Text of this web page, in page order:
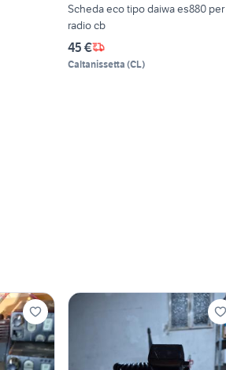
Scheda eco tipo daiwa es880 per
radio cb
45 €
Caltanissetta (CL)